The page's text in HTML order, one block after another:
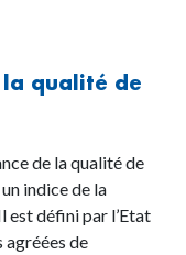
la qualité de
de la qualité de
indice de la
est défini par l’Etat
de